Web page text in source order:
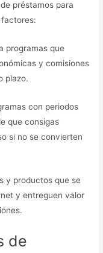
préstamos para
programas que
y comisiones
plazo.
con periodos
que consigas
si no se convierten
y productos que se
y entreguen valor
de